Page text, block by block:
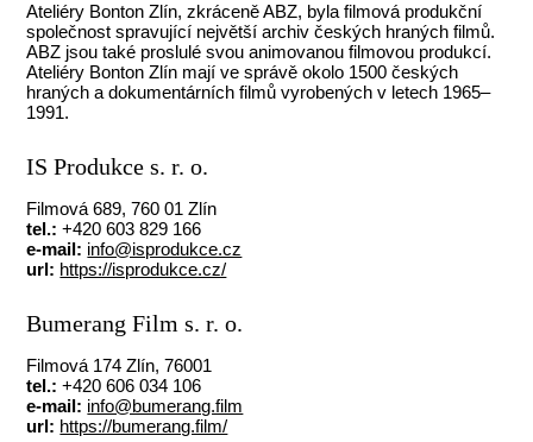
Ateliéry Bonton Zlín, zkráceně ABZ, byla filmová produkční
společnost spravující největší archiv českých hraných filmů.
ABZ jsou také proslulé svou animovanou filmovou produkcí.
Ateliéry Bonton Zlín mají ve správě okolo 1500 českých
hraných a dokumentárních filmů vyrobených v letech 1965–
1991.
IS Produkce s. r. o.
Filmová 689, 760 01 Zlín
tel.: +420 603 829 166
e-mail: info@isprodukce.cz
url: https://isprodukce.cz/
Bumerang Film s. r. o.
Filmová 174 Zlín, 76001
tel.: +420 606 034 106
e-mail: info@bumerang.film
url: https://bumerang.film/